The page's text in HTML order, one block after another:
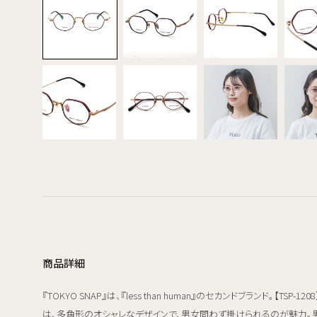
商品詳細
『TOKYO SNAP』は、『less than human』のセカンドブランド。【TSP-1208
は、多角形のオシャレなデザインで、男女問わず掛けられるのが魅力。